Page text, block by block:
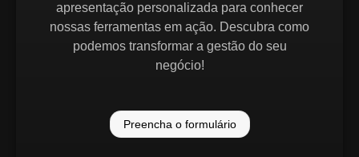
apresentação personalizada para conhecer
nossas ferramentas em ação. Descubra como
podemos transformar a gestão do seu
negócio!
Preencha o formulário